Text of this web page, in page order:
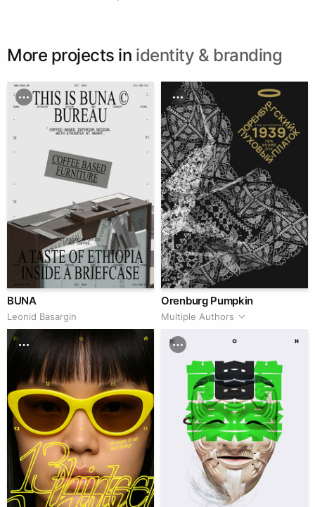
More projects in identity & branding
BUNA
Leonid Basargin
Orenburg Pumpkin
Multiple Authors